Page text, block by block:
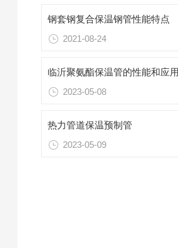
钢套钢复合保温钢管性能特点
2021-08-24
临沂聚氨酯保温管的性能和应用
2023-05-08
热力管道保温预制管
2023-05-09